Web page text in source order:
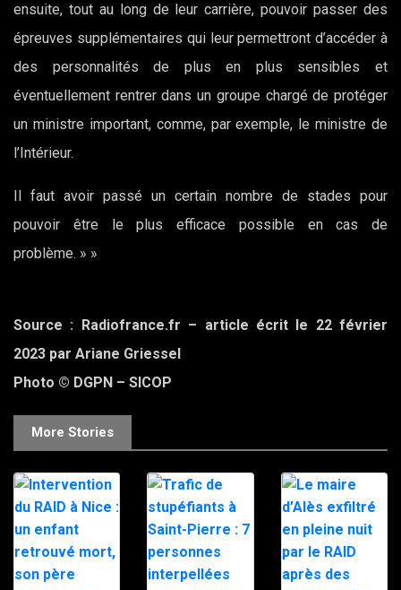
ensuite, tout au long de leur carrière, pouvoir passer des
épreuves supplémentaires qui leur permettront d’accéder à
des personnalités de plus en plus sensibles et
éventuellement rentrer dans un groupe chargé de protéger
un ministre important, comme, par exemple, le ministre de
l’Intérieur.
Il faut avoir passé un certain nombre de stades pour
pouvoir être le plus efficace possible en cas de
problème. » »
Source : Radiofrance.fr – article écrit le 22 février
2023 par Ariane Griessel
Photo © DGPN – SICOP
More Stories